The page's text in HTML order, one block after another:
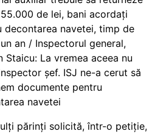
de lei, bani acordați
decontarea navetei, timp de
an / Inspectorul general,
Staicu: La vremea aceea nu
șef. ISJ ne-a cerut să
documente pentru
navetei
părinți solicită, într-o petiție,